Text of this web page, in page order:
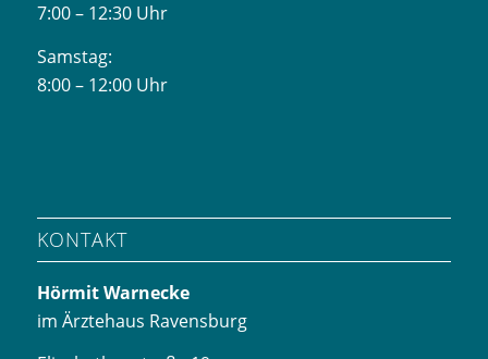
7:00 – 12:30 Uhr
Samstag:
8:00 – 12:00 Uhr
KONTAKT
Hörmit Warnecke
im Ärztehaus Ravensburg